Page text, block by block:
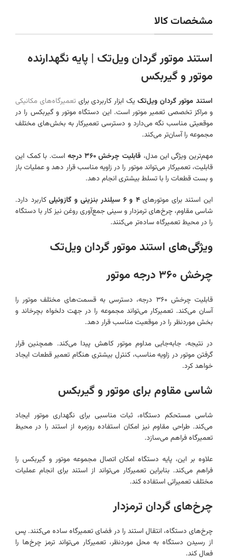
مشخصات کالا
استند موتور گردان ویل‌تک | پایه نگهدارنده
موتور و گیربکس
استند موتور گردان ویل‌تک یک ابزار کاربردی برایتعمیرگاه‌های مکانیکی
و مراکز تخصصی تعمیر موتور است. این دستگاه موتور و گیربکس را در
موقعیتی مناسب نگه می‌دارد و دسترسی تعمیرکار به بخش‌های مختلف
مجموعه را آسان‌تر می‌کند.
مهم‌ترین ویژگی این مدل، قابلیت چرخش ۳۶۰ درجه
است. با کمک این
قابلیت، تعمیرکار می‌تواند موتور را در زاویه مناسب قرار دهد و عملیات باز
و بست قطعات را با تسلط بیشتری انجام دهد.
این استند برای موتورهای۴ و ۶ سیلندر بنزینی و گازوئیلی
کاربرد دارد.
شاسی مقاوم، چرخ‌های ترمزدار و سینی جمع‌آوری روغن نیز کار با دستگاه
را در محیط تعمیرگاه ساده‌تر می‌کنند.
ویژگی‌های استند موتور گردان ویل‌تک
چرخش ۳۶۰ درجه موتور
قابلیت چرخش ۳۶۰ درجه، دسترسی به قسمت‌های مختلف موتور را
آسان می‌کند. تعمیرکار می‌تواند مجموعه را در جهت دلخواه بچرخاند و
بخش موردنظر را در موقعیت مناسب قرار دهد.
در نتیجه، جابه‌جایی مداوم موتور کاهش پیدا می‌کند. همچنین قرار
گرفتن موتور در زاویه مناسب، کنترل بیشتری هنگام تعمیر قطعات ایجاد
خواهد کرد.
شاسی مقاوم برای موتور و گیربکس
شاسی مستحکم دستگاه، ثبات مناسبی برای نگهداری موتور ایجاد
می‌کند. طراحی مقاوم نیز امکان استفاده روزمره از استند را در محیط
تعمیرگاه فراهم می‌سازد.
علاوه بر این، پایه دستگاه امکان اتصال مجموعه موتور و گیربکس را
فراهم می‌کند. بنابراین تعمیرکار می‌تواند از استند برای انجام عملیات
مختلف تعمیراتی استفاده کند.
چرخ‌های گردان ترمزدار
چرخ‌های دستگاه، انتقال استند را در فضای تعمیرگاه ساده می‌کنند. پس
از رسیدن دستگاه به محل موردنظر، تعمیرکار می‌تواند ترمز چرخ‌ها را
فعال کند.